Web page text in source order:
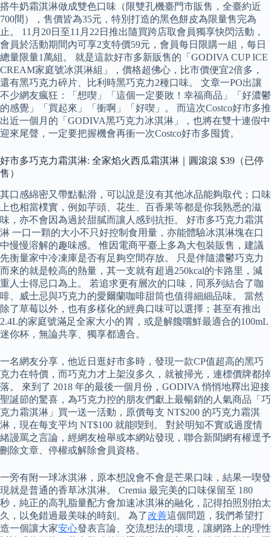
搭牛奶霜淇淋做成雙色口味（限雙孔機臺門市販售，全臺約近
700間），售價皆為35元，特別打造的黑色餅皮為限量售完為
止。 11月20日至11月22日推出隨買跨店取會員獨享快閃活動，
會員於活動期間內可享2支特價59元，會員每日限購一組，每日
總量限量1萬組。 就是這款好市多新販售的「GODIVA CUP ICE
CREAM家庭號冰淇淋組」，價格超佛心，比市價便宜2倍多，
還有黑巧克力碎片、比利時黑巧克力2種口味。 文章一PO出讓
不少網友瘋狂：「想喫」「這個一定要敗！幸福商品」「好濃鬱
的感覺」「買起來」「衝啊」「好喫」。 而這次Costco好市多推
出近一個月的「GODIVA黑巧克力冰淇淋」，也將在雙十連假中
迎來尾聲，一定要把握機會再衝一次Costco好市多囤貨。
好市多巧克力霜淇淋: 全家焰火西瓜霜淇淋｜圓滾滾 $39（已停
售）
其口感綿密又帶點黏滑，可以說是沒有其他冰品能夠取代；口味
上也相當樸實，例如芋頭、花生、百香果等都是你我熟悉的滋
味，亦不會因為過於甜膩而讓人感到抗拒。 好市多巧克力霜淇
淋 一口一顆的大小不只好控制食用量，亦能體驗冰淇淋塊在口
中慢慢溶解的趣味感。 惟因電商平臺上多為大包裝販售，建議
先衡量家中冷凍庫是否有足夠空間存放。 只是伴隨濃鬱巧克力
而來的就是較高的熱量，其一支就有超過250kcal的卡路里，減
重人士得忌口為上。 若追求更有層次的口味，同系列結合了咖
啡、威士忌與巧克力的愛爾蘭咖啡甜筒也值得細細品味。 當然
除了草莓以外，也有多樣化的經典口味可以選擇；甚至有推出
2.4L的家庭號滿足全家大小的胃，或是解饞嚐鮮最適合的100mL
迷你杯，無論共享、獨享都適合。
一名網友分享，他近日逛好市多時，發現一款CP值超高的黑巧
克力在特價，而巧克力才上架沒多久，就被掃光，連標價牌都掉
落。 來到了 2018 年的最後一個月份，GODIVA 悄悄地釋出迎接
聖誕節的驚喜，為巧克力控的朋友們獻上最暢銷的人氣商品「巧
克力霜淇淋」買一送一活動，原價每支 NT$200 的巧克力霜淇
淋，現在每支平均 NT$100 就能喫到。 對於明知不實或過度情
緒謾罵之言論，經網友檢舉或本網站發現，聯合新聞網有權逕予
刪除文章、停權或解除會員資格。
一旁有附一球冰淇淋，原本想說會不會是芒果口味，結果一喫發
現就是普通的香草冰淇淋。 Cremia 最完美的口味保留至 180
秒，純正的高乳脂量配方會加速冰淇淋的融化，記得拍照別拍太
久，以免錯過最美味的時刻。 為了改善這個問題，我們希望打
造一個讓大家安心發表言論、交流想法的環境，讓網路上的理性